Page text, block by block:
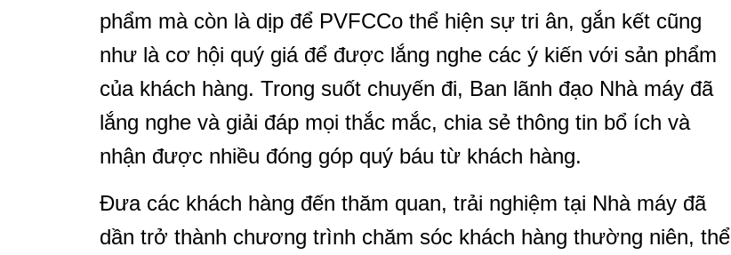
phẩm mà còn là dịp để PVFCCo thể hiện sự tri ân, gắn kết cũng
như là cơ hội quý giá để được lắng nghe các ý kiến với sản phẩm
của khách hàng. Trong suốt chuyến đi, Ban lãnh đạo Nhà máy đã
lắng nghe và giải đáp mọi thắc mắc, chia sẻ thông tin bổ ích và
nhận được nhiều đóng góp quý báu từ khách hàng.
Đưa các khách hàng đến thăm quan, trải nghiệm tại Nhà máy đã
dần trở thành chương trình chăm sóc khách hàng thường niên, thể